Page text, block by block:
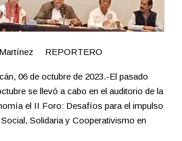
Martínez REPORTERO
06 de octubre de 2023.-El pasado
se llevó a cabo en el auditorio de la
el II Foro: Desafíos para el impulso
Solidaria y Cooperativismo en